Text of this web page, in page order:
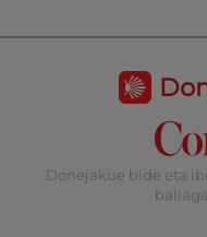
Donejakue bide eta